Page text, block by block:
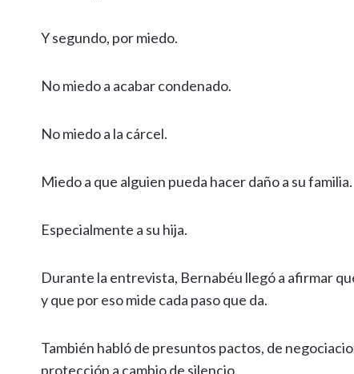
Y segundo, por miedo.
No miedo a acabar condenado.
No miedo a la cárcel.
Miedo a que alguien pueda hacer daño a su familia.
Especialmente a su hija.
Durante la entrevista, Bernabéu llegó a afirmar
y que por eso mide cada paso que da.
También habló de presuntos pactos, de
protección a cambio de silencio.